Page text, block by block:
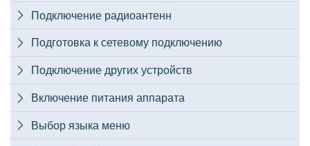
 Подключение радиоантенн
 Подготовка к сетевому подключению
 Подключение других устройств
 Включение питания аппарата
 Выбор языка меню